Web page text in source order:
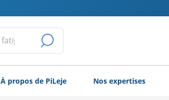
LANCER
LA
RECHERCHE
À propos de PiLeje Nos expertises